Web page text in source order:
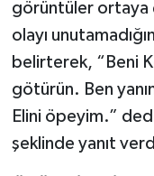
görüntüler ortaya
olayı
belirterek, “Beni
götürün. Ben
Elini öpeyim.”
şeklinde yanıt